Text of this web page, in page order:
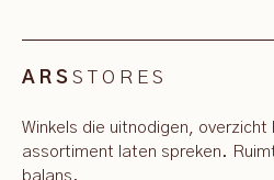
ARS STORES
Winkels die uitnodigen, overzicht
assortiment laten spreken.
balans.